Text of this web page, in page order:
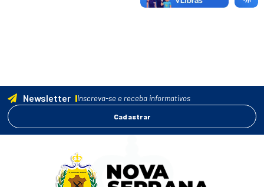
Newsletter Inscreva-se e receba informativos
Cadastrar